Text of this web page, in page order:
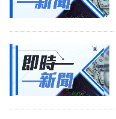
理
業
科
技